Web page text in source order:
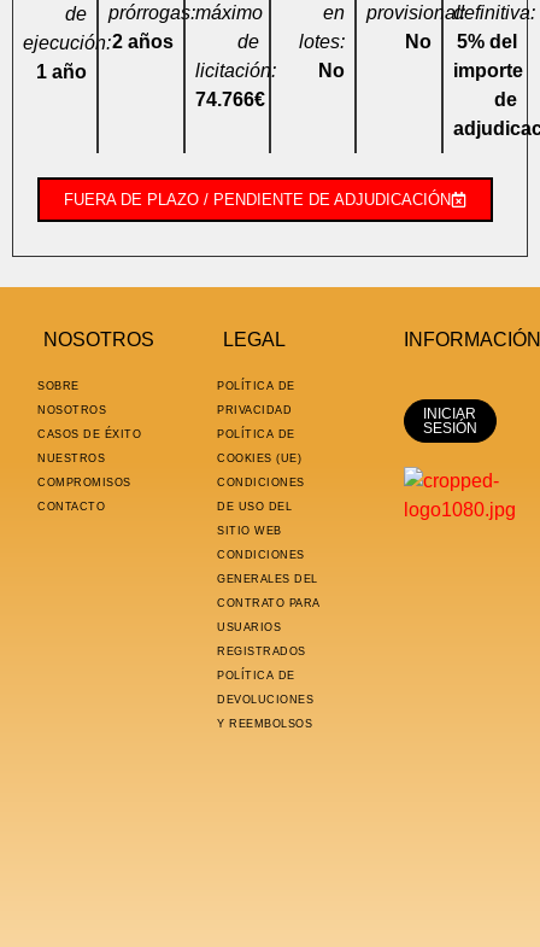
de
ejecución:
1 año
prórrogas:
2 años
máximo
de
licitación:
74.766€
en
lotes:
No
provisional:
No
definitiva:
5% del
importe
de
FUERA DE PLAZO / PENDIENTE DE ADJUDICACIÓN
NOSOTROS
SOBRE
NOSOTROS
CASOS DE ÉXITO
NUESTROS
COMPROMISOS
CONTACTO
LEGAL
POLÍTICA DE
PRIVACIDAD
POLÍTICA DE
COOKIES (UE)
CONDICIONES
DE USO DEL
SITIO WEB
CONDICIONES
GENERALES DEL
CONTRATO PARA
USUARIOS
REGISTRADOS
POLÍTICA DE
DEVOLUCIONES
Y REEMBOLSOS
INFORMACIÓN
INICIAR
SESIÓN